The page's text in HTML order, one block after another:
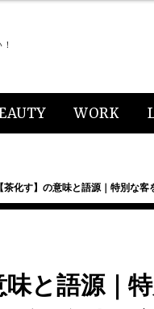
WORK
【茶化す】の意味と語源｜特別な
味と語源｜